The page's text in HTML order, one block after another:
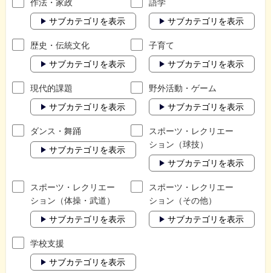
作法・家政
サブカテゴリを表示
語学
サブカテゴリを表示
歴史・伝統文化
サブカテゴリを表示
子育て
サブカテゴリを表示
現代的課題
サブカテゴリを表示
野外活動・ゲーム
サブカテゴリを表示
ダンス・舞踊
サブカテゴリを表示
スポーツ・レクリエー
ション（球技）
サブカテゴリを表示
スポーツ・レクリエー
ション（体操・武道）
サブカテゴリを表示
スポーツ・レクリエー
ション（その他）
サブカテゴリを表示
学校支援
サブカテゴリを表示